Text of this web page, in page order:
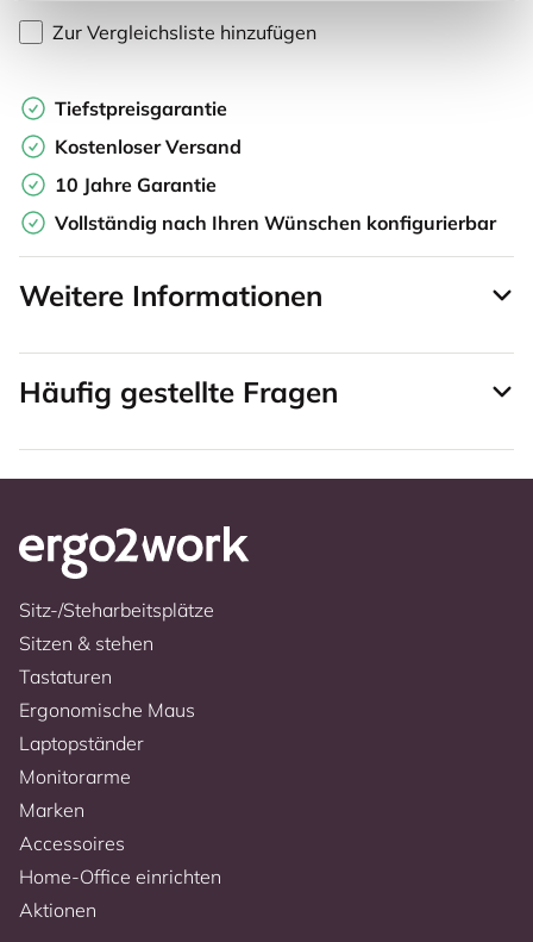
Zur Vergleichsliste hinzufügen
Tiefstpreisgarantie
Kostenloser Versand
10 Jahre Garantie
Vollständig nach Ihren Wünschen konfigurierbar
Weitere Informationen
Häufig gestellte Fragen
Sitz-/Steharbeitsplätze
Sitzen & stehen
Tastaturen
Ergonomische Maus
Laptopständer
Monitorarme
Marken
Accessoires
Home-Office einrichten
Aktionen